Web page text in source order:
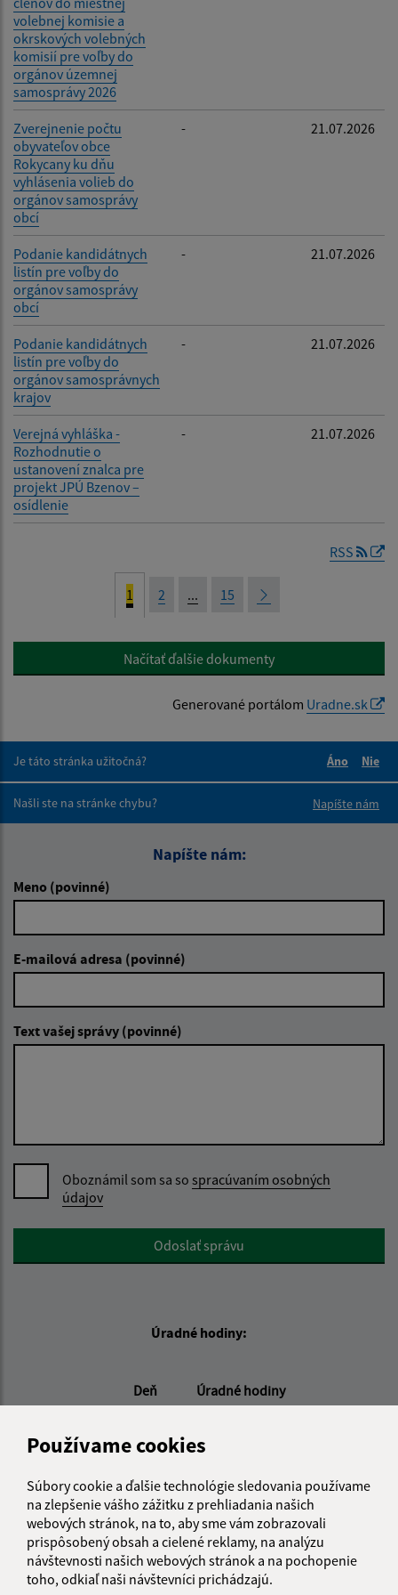
Používame cookies
Súbory cookie a ďalšie technológie sledovania používame
na zlepšenie vášho zážitku z prehliadania našich
webových stránok, na to, aby sme vám zobrazovali
prispôsobený obsah a cielené reklamy, na analýzu
návštevnosti našich webových stránok a na pochopenie
toho, odkiaľ naši návštevníci prichádzajú.
volebnej komisie a
okrskových volebných
komisií pre voľby do
orgánov územnej
samosprávy 2026
Zverejnenie počtu
obyvateľov obce
Rokycany ku dňu
vyhlásenia volieb do
orgánov samosprávy
obcí
- 21.07.2026
Podanie kandidátnych
listín pre voľby do
orgánov samosprávy
obcí
- 21.07.2026
Podanie kandidátnych
listín pre voľby do
orgánov samosprávnych
krajov
- 21.07.2026
Verejná vyhláška -
Rozhodnutie o
ustanovení znalca pre
projekt JPÚ Bzenov –
osídlenie
- 21.07.2026
RSS
1 2 ... 15
Načítať ďalšie dokumenty
Generované portálom Uradne.sk
Je táto stránka užitočná?
Áno
Nie
Našli ste na stránke chybu?
Napíšte nám
Napíšte nám:
Meno (povinné)
E-mailová adresa (povinné)
Text vašej správy (povinné)
Oboznámil som sa so spracúvaním osobných
údajov
Google reCaptcha ResponseOdoslať správu
Úradné hodiny:
Deň
Úradné hodiny
Utorok:
Štvrtok:
nestránkový deň
Piatok:
08:00 - 12:00
Kontakt: